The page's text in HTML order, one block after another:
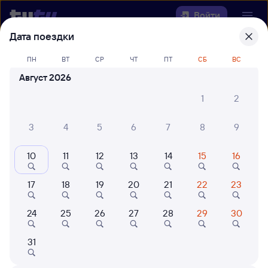
Войти
Выберите день, чтобы найтиж/д
билеты Астрахань — Куберле
Куда
Когда
Кто едет
Найти поезда
Дата поездки
ПН ВТ СР ЧТ ПТ СБ ВС
Август 2026
1
2
3 4 5 6 7 8 9
10 11 12 13 14 15 16
17 18 19 20 21 22 23
24 25 26 27 28 29 30
31